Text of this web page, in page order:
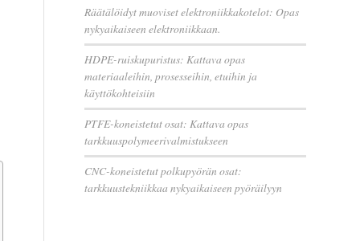
Räätälöidyt muoviset elektroniikkakotelot: Opas
nykyaikaiseen elektroniikkaan.
HDPE-ruiskupuristus: Kattava opas
materiaaleihin, prosesseihin, etuihin ja
käyttökohteisiin
PTFE-koneistetut osat: Kattava opas
tarkkuuspolymeerivalmistukseen
CNC-koneistetut polkupyörän osat:
tarkkuustekniikkaa nykyaikaiseen pyöräilyyn